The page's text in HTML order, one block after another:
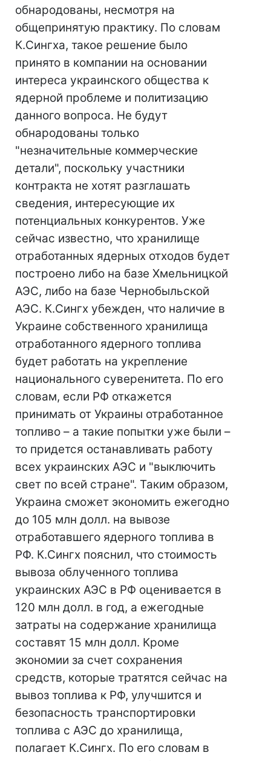
обнародованы, несмотря на
общепринятую практику. По словам
К.Сингха, такое решение было
принято в компании на основании
интереса украинского общества к
ядерной проблеме и политизацию
данного вопроса. Не будут
обнародованы только
"незначительные коммерческие
детали", поскольку участники
контракта не хотят разглашать
сведения, интересующие их
потенциальных конкурентов. Уже
сейчас известно, что хранилище
отработанных ядерных отходов будет
построено либо на базе Хмельницкой
АЭС, либо на базе Чернобыльской
АЭС. К.Сингх убежден, что наличие в
Украине собственного хранилища
отработанного ядерного топлива
будет работать на укрепление
национального суверенитета. По его
словам, если РФ откажется
принимать от Украины отработанное
топливо – а такие попытки уже были –
то придется останавливать работу
всех украинских АЭС и "выключить
свет по всей стране". Таким образом,
Украина сможет экономить ежегодно
до 105 млн долл. на вывозе
отработавшего ядерного топлива в
РФ. К.Сингх пояснил, что стоимость
вывоза облученного топлива
украинских АЭС в РФ оценивается в
120 млн долл. в год, а ежегодные
затраты на содержание хранилища
составят 15 млн долл. Кроме
экономии за счет сохранения
средств, которые тратятся сейчас на
вывоз топлива к РФ, улучшится и
безопасность транспортировки
топлива с АЭС до хранилища,
полагает К.Сингх. По его словам в